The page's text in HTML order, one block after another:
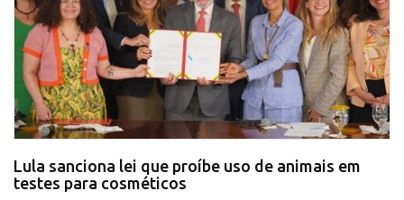
Lula sanciona lei que proíbe uso de animais em
testes para cosméticos